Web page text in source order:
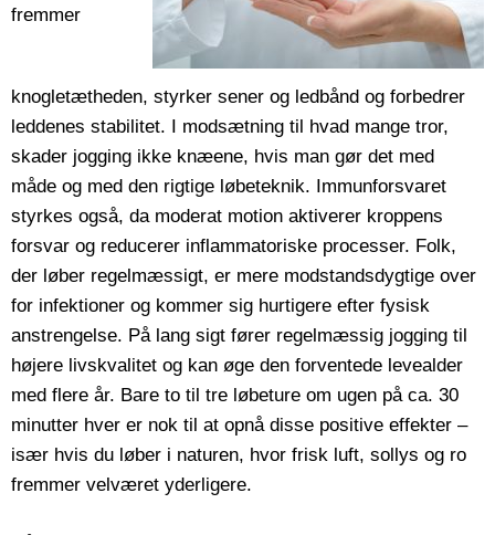
fremmer
knogletætheden, styrker sener og ledbånd og forbedrer
leddenes stabilitet. I modsætning til hvad mange tror,
skader jogging ikke knæene, hvis man gør det med
måde og med den rigtige løbeteknik. Immunforsvaret
styrkes også, da moderat motion aktiverer kroppens
forsvar og reducerer inflammatoriske processer. Folk,
der løber regelmæssigt, er mere modstandsdygtige over
for infektioner og kommer sig hurtigere efter fysisk
anstrengelse. På lang sigt fører regelmæssig jogging til
højere livskvalitet og kan øge den forventede levealder
med flere år. Bare to til tre løbeture om ugen på ca. 30
minutter hver er nok til at opnå disse positive effekter –
især hvis du løber i naturen, hvor frisk luft, sollys og ro
fremmer velværet yderligere.